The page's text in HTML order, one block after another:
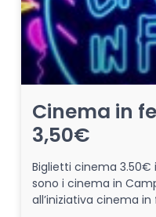
Cinema in
3,50€
Biglietti cinema 3.50€
sono i cinema in
all’iniziativa cinema in